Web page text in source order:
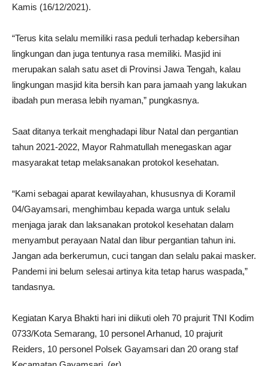
Kamis (16/12/2021).
“Terus kita selalu memiliki rasa peduli terhadap kebersihan
lingkungan dan juga tentunya rasa memiliki. Masjid ini
merupakan salah satu aset di Provinsi Jawa Tengah, kalau
lingkungan masjid kita bersih kan para jamaah yang lakukan
ibadah pun merasa lebih nyaman,” pungkasnya.
Saat ditanya terkait menghadapi libur Natal dan pergantian
tahun 2021-2022, Mayor Rahmatullah menegaskan agar
masyarakat tetap melaksanakan protokol kesehatan.
“Kami sebagai aparat kewilayahan, khususnya di Koramil
04/Gayamsari, menghimbau kepada warga untuk selalu
menjaga jarak dan laksanakan protokol kesehatan dalam
menyambut perayaan Natal dan libur pergantian tahun ini.
Jangan ada berkerumun, cuci tangan dan selalu pakai masker.
Pandemi ini belum selesai artinya kita tetap harus waspada,”
tandasnya.
Kegiatan Karya Bhakti hari ini diikuti oleh 70 prajurit TNI Kodim
0733/Kota Semarang, 10 personel Arhanud, 10 prajurit
Reiders, 10 personel Polsek Gayamsari dan 20 orang staf